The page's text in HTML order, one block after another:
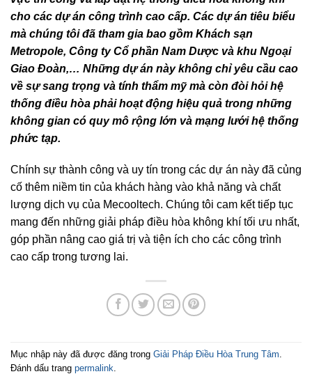
cho các dự án công trình cao cấp. Các dự án tiêu biểu
mà chúng tôi đã tham gia bao gồm Khách sạn
Metropole, Công ty Cổ phần Nam Dược và khu Ngoại
Giao Đoàn,… Những dự án này không chỉ yêu cầu cao
về sự sang trọng và tính thẩm mỹ mà còn đòi hỏi hệ
thống điều hòa phải hoạt động hiệu quả trong những
không gian có quy mô rộng lớn và mạng lưới hệ thống
phức tạp.
Chính sự thành công và uy tín trong các dự án này đã củng
cố thêm niềm tin của khách hàng vào khả năng và chất
lượng dịch vụ của Mecooltech. Chúng tôi cam kết tiếp tục
mang đến những giải pháp điều hòa không khí tối ưu nhất,
góp phần nâng cao giá trị và tiện ích cho các công trình
cao cấp trong tương lai.
Mục nhập này đã được đăng trong Giải Pháp Điều Hòa Trung Tâm
Đánh dấu trang permalink